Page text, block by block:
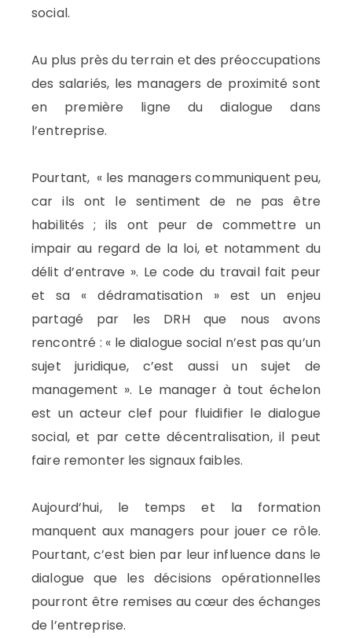
social.
Au plus près du terrain et des préoccupations
des salariés, les managers de proximité sont
en première ligne du dialogue dans
l’entreprise.
Pourtant, « les managers communiquent peu,
car ils ont le sentiment de ne pas être
habilités ; ils ont peur de commettre un
impair au regard de la loi, et notamment du
délit d’entrave ». Le code du travail fait peur
et sa « dédramatisation » est un enjeu
partagé par les DRH que nous avons
rencontré : « le dialogue social n’est pas qu’un
sujet juridique, c’est aussi un sujet de
management ». Le manager à tout échelon
est un acteur clef pour fluidifier le dialogue
social, et par cette décentralisation, il peut
faire remonter les signaux faibles.
Aujourd’hui, le temps et la formation
manquent aux managers pour jouer ce rôle.
Pourtant, c’est bien par leur influence dans le
dialogue que les décisions opérationnelles
pourront être remises au cœur des échanges
de l’entreprise.